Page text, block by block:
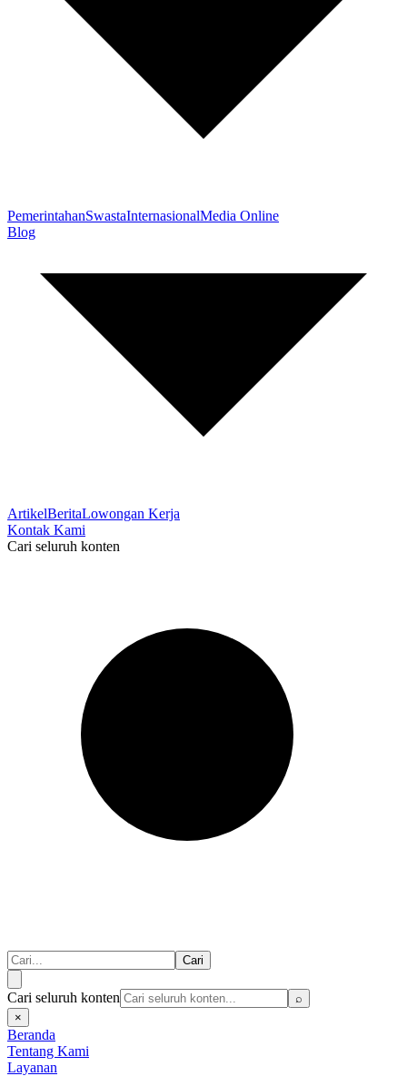
PemerintahanSwastaInternasionalMedia Online
Blog
ArtikelBeritaLowongan Kerja
Kontak Kami
Cari seluruh konten
Cari
Cari seluruh konten
⌕
×
Beranda
Tentang Kami
Layanan